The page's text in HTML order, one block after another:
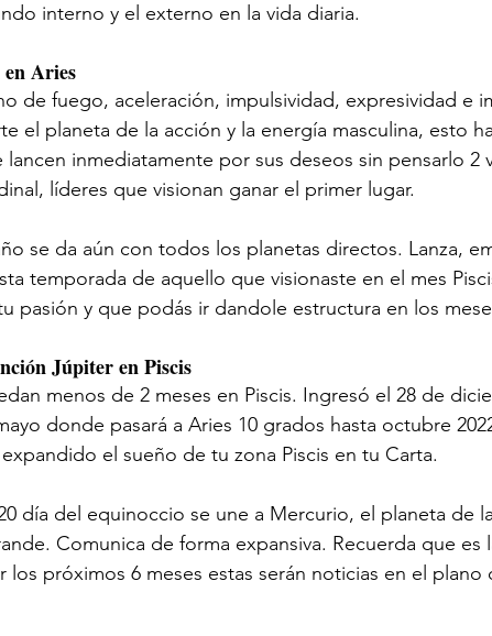
interno y el externo en la vida diaria.
Aries
de fuego, aceleración, impulsividad, expresividad e
el planeta de la acción y la energía masculina, esto
lancen inmediatamente por sus deseos sin pensarlo 2
líderes que visionan ganar el primer lugar.
se da aún con todos los planetas directos. Lanza,
temporada de aquello que visionaste en el mes
pasión y que podás ir dandole estructura en los
Júpiter en Piscis
menos de 2 meses en Piscis. Ingresó el 28 de
donde pasará a Aries 10 grados hasta octubre
el sueño de tu zona Piscis en tu Carta.
día del equinoccio se une a Mercurio, el planeta de
Comunica de forma expansiva. Recuerda que es
los próximos 6 meses estas serán noticias en el plano